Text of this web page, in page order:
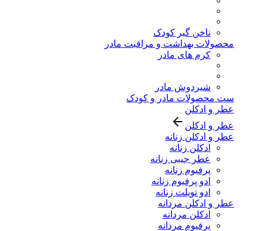
ناخن گیر کودک
محصولات بهداشت و مراقبت مادر
کرم های مادر
شیردوش مادر
ست محصولات مادر و کودک
عطر و ادکلن
عطر و ادکلن
عطر و ادکلن زنانه
ادکلن زنانه
عطر جیبی زنانه
پرفیوم زنانه
ادو پرفیوم زنانه
ادو تویلت زنانه
عطر و ادکلن مردانه
ادکلن مردانه
پرفیوم مردانه